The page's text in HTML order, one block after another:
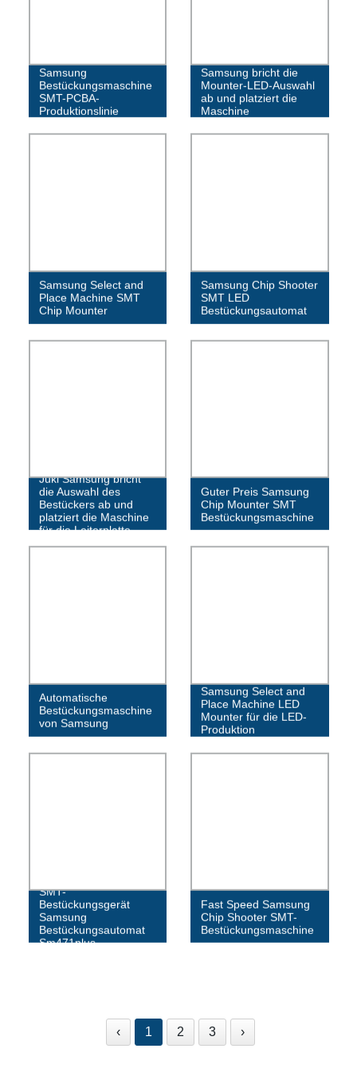
Samsung
Bestückungsmaschine
SMT-PCBA-
Produktionslinie
Samsung bricht die
Mounter-LED-Auswahl
ab und platziert die
Maschine
Samsung Select and
Place Machine SMT
Chip Mounter
Samsung Chip Shooter
SMT LED
Bestückungsautomat
Juki Samsung bricht
die Auswahl des
Bestückers ab und
platziert die Maschine
für die Leiterplatte
Guter Preis Samsung
Chip Mounter SMT
Bestückungsmaschine
Automatische
Bestückungsmaschine
von Samsung
Samsung Select and
Place Machine LED
Mounter für die LED-
Produktion
SMT-
Bestückungsgerät
Samsung
Bestückungsautomat
Sm471plus
Fast Speed ​​​​Samsung
Chip Shooter SMT-
Bestückungsmaschine
‹ 1 2 3 ›